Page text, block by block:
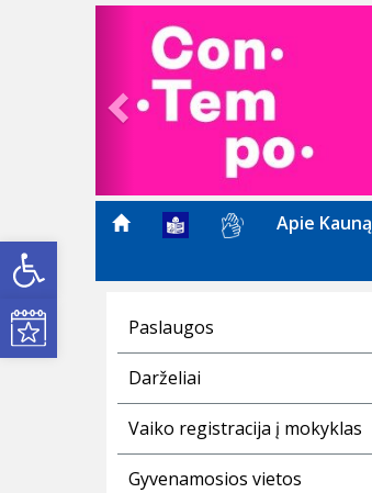
Open toolbar
Kultūros renginiai
Previous
Apie Kauną
Paslaugos
Darželiai
Vaiko registracija į mokyklas
Gyvenamosios vietos